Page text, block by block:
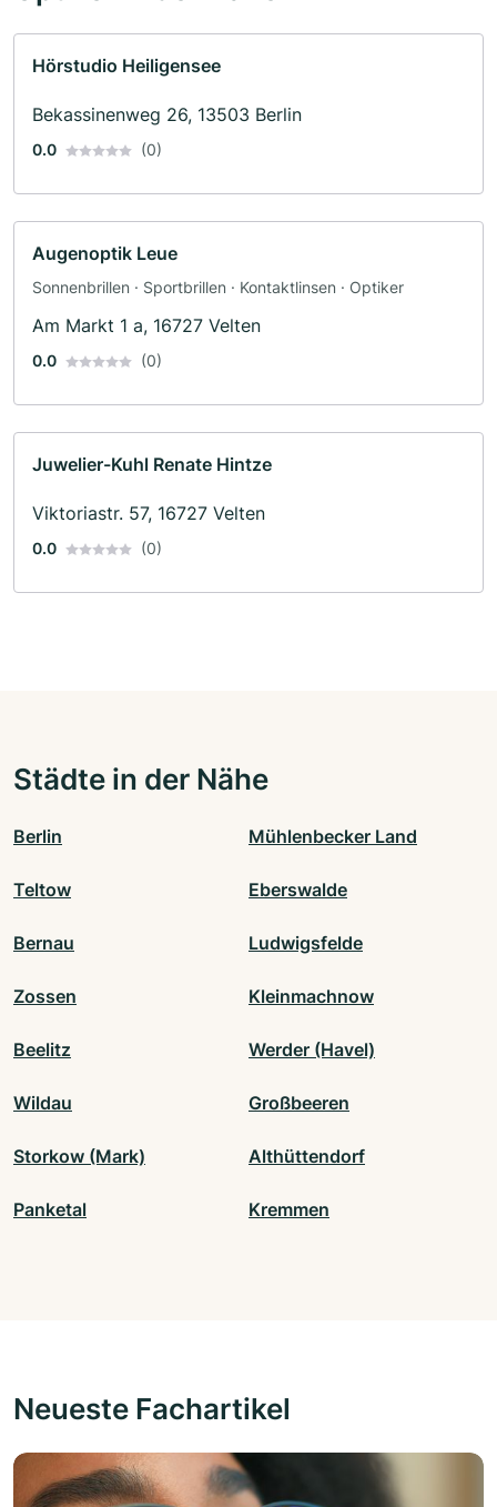
Hörstudio Heiligensee
Bekassinenweg 26, 13503 Berlin
0.0 (0)
Augenoptik Leue
Sonnenbrillen · Sportbrillen · Kontaktlinsen · Optiker
Am Markt 1 a, 16727 Velten
0.0 (0)
Juwelier-Kuhl Renate Hintze
Viktoriastr. 57, 16727 Velten
0.0 (0)
Städte in der Nähe
Berlin Mühlenbecker Land
Teltow Eberswalde
Bernau Ludwigsfelde
Zossen Kleinmachnow
Beelitz Werder (Havel)
Wildau Großbeeren
Storkow (Mark) Althüttendorf
Panketal Kremmen
Neueste Fachartikel